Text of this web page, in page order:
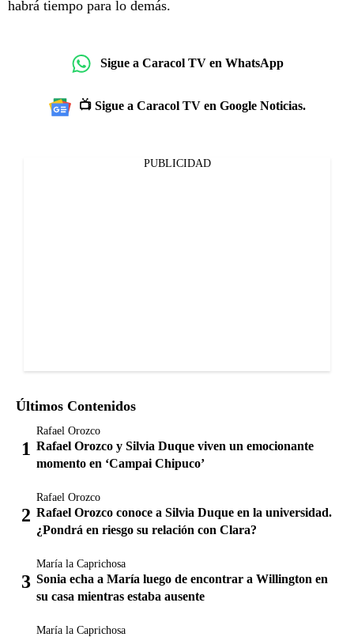
habrá tiempo para lo demás.
Sigue a Caracol TV en WhatsApp
📺 Sigue a Caracol TV en Google Noticias.
PUBLICIDAD
Últimos Contenidos
Rafael Orozco
Rafael Orozco y Silvia Duque viven un emocionante
momento en ‘Campai Chipuco’
Rafael Orozco
Rafael Orozco conoce a Silvia Duque en la universidad.
¿Pondrá en riesgo su relación con Clara?
María la Caprichosa
Sonia echa a María luego de encontrar a Willington en
su casa mientras estaba ausente
María la Caprichosa